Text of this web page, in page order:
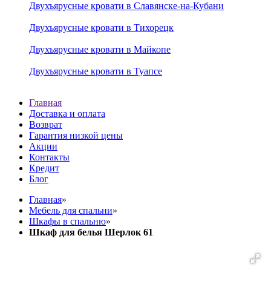
Двухъярусные кровати в Славянске-на-Кубани
Двухъярусные кровати в Тихорецк
Двухъярусные кровати в Майкопе
Двухъярусные кровати в Туапсе
Главная
Доставка и оплата
Возврат
Гарантия низкой цены
Акции
Контакты
Кредит
Блог
Главная»
Мебель для спальни»
Шкафы в спальню»
Шкаф для белья Шерлок 61